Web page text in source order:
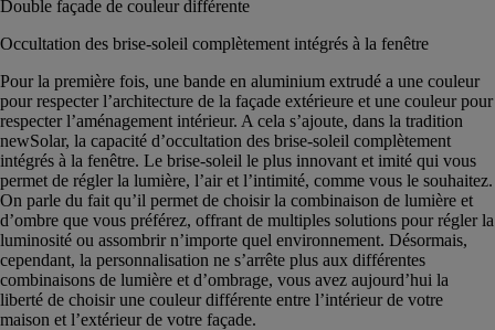
Double façade de couleur différente
Occultation des brise-soleil complètement intégrés à la fenêtre
Pour la première fois, une bande en aluminium extrudé a une couleur
pour respecter l’architecture de la façade extérieure et une couleur pour
respecter l’aménagement intérieur. A cela s’ajoute, dans la tradition
newSolar, la capacité d’occultation des brise-soleil complètement
intégrés à la fenêtre. Le brise-soleil le plus innovant et imité qui vous
permet de régler la lumière, l’air et l’intimité, comme vous le souhaitez.
On parle du fait qu’il permet de choisir la combinaison de lumière et
d’ombre que vous préférez, offrant de multiples solutions pour régler la
luminosité ou assombrir n’importe quel environnement. Désormais,
cependant, la personnalisation ne s’arrête plus aux différentes
combinaisons de lumière et d’ombrage, vous avez aujourd’hui la
liberté de choisir une couleur différente entre l’intérieur de votre
maison et l’extérieur de votre façade.